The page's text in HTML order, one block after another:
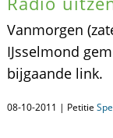
Vanmorgen
IJsselmond
bijgaande link.
08-10-2011 | Petitie